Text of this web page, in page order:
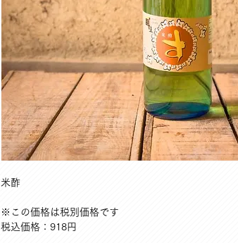
米酢
※この価格は税別価格です
税込価格：918円